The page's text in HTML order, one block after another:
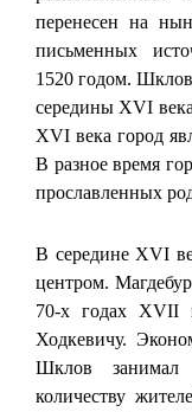
перенесен на
письменных
1520 годом.
середины XVI
XVI века город
В разное время
прославленных
В середине XVI
центром.
70-х годах XVII
Ходкевичу.
Шклов
количеству